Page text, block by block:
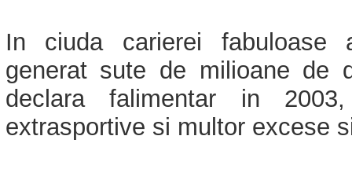
In ciuda carierei fabuloase
generat sute de milioane de
declara falimentar in
extrasportive si multor excese